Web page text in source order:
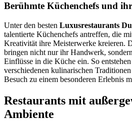
Berühmte Küchenchefs und
Unter den besten Luxusrestaurants
talentierte Küchenchefs antreffen, die
Kreativität ihre Meisterwerke kreieren.
bringen nicht nur ihr Handwerk,
Einflüsse in die Küche ein. So
verschiedenen kulinarischen
Besuch zu einem besonderen Erlebnis
Restaurants mit
Ambiente